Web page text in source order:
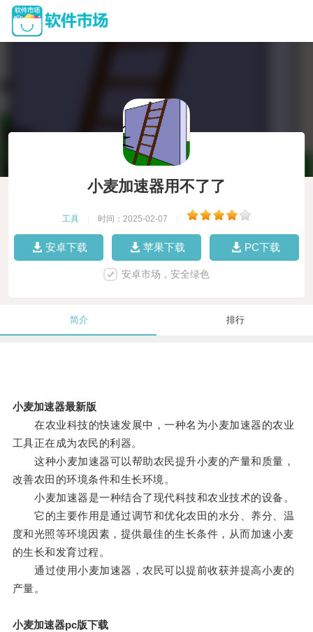
小麦加速器用不了了
工具 时间：2025-02-07
安卓下载 苹果下载 PC下载
安卓市场，安全绿色
简介 排行
小麦加速器最新版
在农业科技的快速发展中，一种名为小麦加速器的农业
工具正在成为农民的利器。
这种小麦加速器可以帮助农民提升小麦的产量和质量，
改善农田的环境条件和生长环境。
小麦加速器是一种结合了现代科技和农业技术的设备。
它的主要作用是通过调节和优化农田的水分、养分、温
度和光照等环境因素，提供最佳的生长条件，从而加速小麦
的生长和发育过程。
通过使用小麦加速器，农民可以提前收获并提高小麦的
产量。
小麦加速器pc版下载